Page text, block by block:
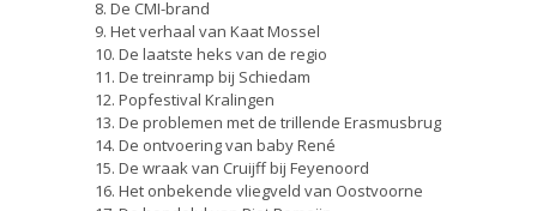
8. De CMI-brand
9. Het verhaal van Kaat Mossel
10. De laatste heks van de regio
11. De treinramp bij Schiedam
12. Popfestival Kralingen
13. De problemen met de trillende Erasmusbrug
14. De ontvoering van baby René
15. De wraak van Cruijff bij Feyenoord
16. Het onbekende vliegveld van Oostvoorne